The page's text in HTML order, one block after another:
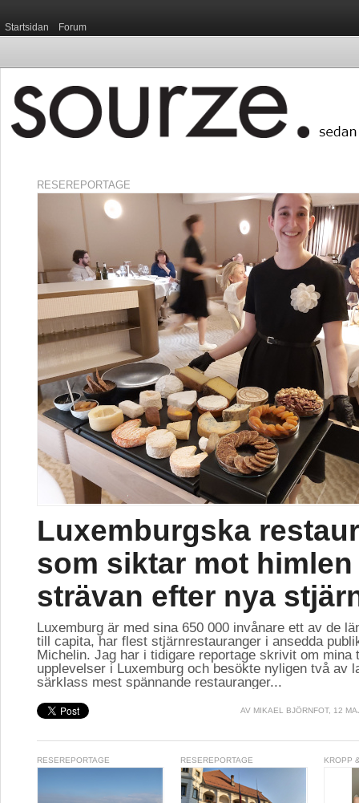
Startsidan Forum
RESEREPORTAGE
Luxemburgska
som siktar mot
strävan efter nya
Luxemburg är med sina 650 000 invånare ett av de
till capita, har flest stjärnrestauranger i ansedda
Michelin. Jag har i tidigare reportage skrivit om mina
upplevelser i Luxemburg och besökte nyligen två av
särklass mest spännande restauranger...
AV MIKAEL BJÖRNFOT, 12
RESEREPORTAGE RESEREPORTAGE KROPP